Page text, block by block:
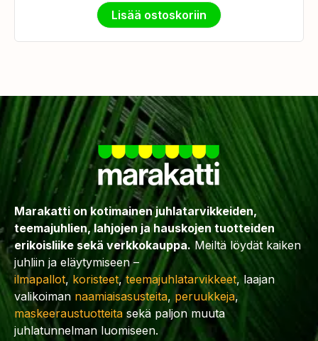
Lisää ostoskoriin
Marakatti on kotimainen juhlatarvikkeiden,
teemajuhlien, lahjojen ja hauskojen tuotteiden
erikoisliike sekä verkkokauppa. Meiltä löydät kaiken
juhliin ja eläytymiseen –
ilmapallot, koristeet,teemajuhlatarvikkeet, laajan
valikoiman naamiaisasusteita, peruukkeja,
maskeeraustuotteita sekä paljon muuta
juhlatunnelman luomiseen.